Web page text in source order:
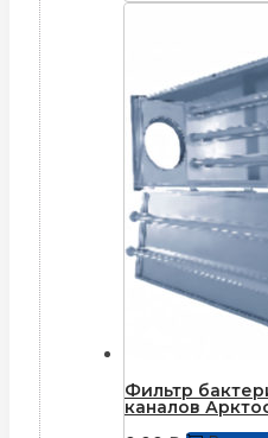
Фильтр
каналов